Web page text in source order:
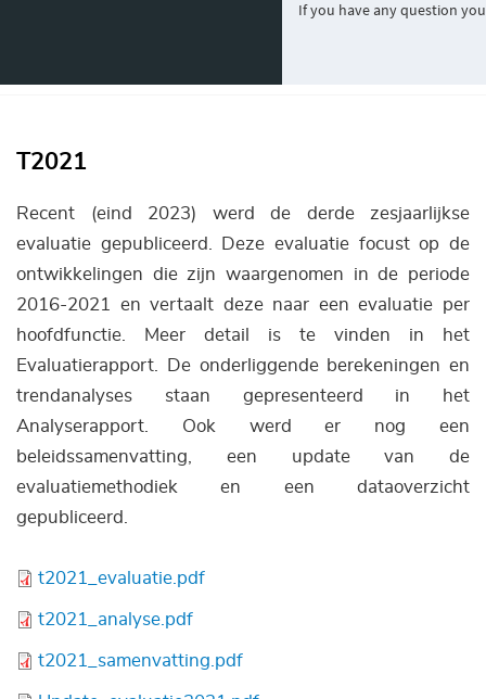
T2021
Recent (eind 2023) werd de derde zesjaarlijkse
evaluatie gepubliceerd. Deze evaluatie focust op de
ontwikkelingen die zijn waargenomen in de periode
2016-2021 en vertaalt deze naar een evaluatie per
hoofdfunctie. Meer detail is te vinden in het
Evaluatierapport. De onderliggende berekeningen en
trendanalyses staan gepresenteerd in het
Analyserapport. Ook werd er nog een
beleidssamenvatting, een update van de
evaluatiemethodiek en een dataoverzicht
gepubliceerd.
Bestand
t2021_evaluatie.pdf
Bestand
t2021_analyse.pdf
Bestand
t2021_samenvatting.pdf